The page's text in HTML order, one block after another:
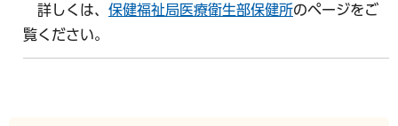
詳しくは、 保健福祉局医療衛生部保健所のページをご
覧ください。